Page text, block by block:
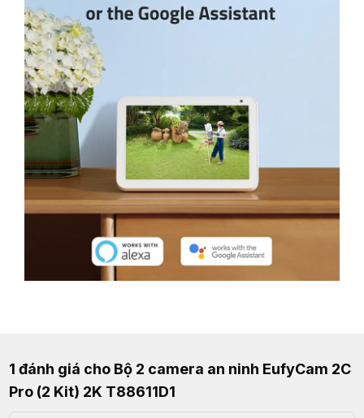
1 đánh giá cho Bộ 2 camera an ninh EufyCam 2C
Pro (2 Kit) 2K T88611D1